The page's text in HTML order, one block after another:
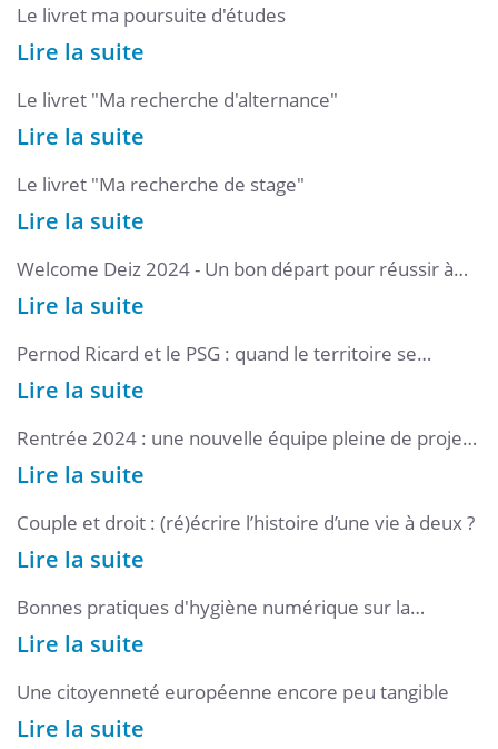
Le livret ma poursuite d'études
Lire la suite
Le livret "Ma recherche d'alternance"
Lire la suite
Le livret "Ma recherche de stage"
Lire la suite
Welcome Deiz 2024 - Un bon départ pour réussir à
l’Université Bretagne Sud
Lire la suite
Pernod Ricard et le PSG : quand le territoire se
rappelle à l’entreprise
Lire la suite
Rentrée 2024 : une nouvelle équipe pleine de projets
pour l’UBS
Lire la suite
Couple et droit : (ré)écrire l’histoire d’une vie à deux ?
Lire la suite
Bonnes pratiques d'hygiène numérique sur la
plateforme pédagogique
Lire la suite
Une citoyenneté européenne encore peu tangible
Lire la suite